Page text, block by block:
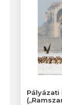
Pályázati